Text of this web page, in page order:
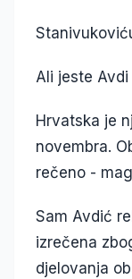
Ali jeste Avdi
Hrvatska je
novembra.
rečeno -
Sam Avdić
izrečena
djelovanja